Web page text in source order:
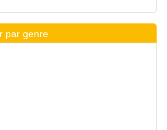
par genre